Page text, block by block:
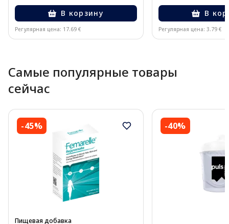
В корзину
Регулярная цена: 17.69 €
В
Регулярная цена: 3.79 €
Самые популярные товары
сейчас
-45%
Пищевая добавка
-40%